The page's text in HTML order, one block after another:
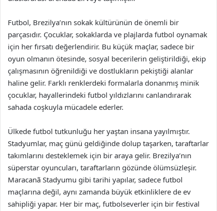
Futbol, Brezilya’nın sokak kültürünün de önemli bir
parçasıdır. Çocuklar, sokaklarda ve plajlarda futbol oynamak
için her fırsatı değerlendirir. Bu küçük maçlar, sadece bir
oyun olmanın ötesinde, sosyal becerilerin geliştirildiği, ekip
çalışmasının öğrenildiği ve dostlukların pekiştiği alanlar
haline gelir. Farklı renklerdeki formalarla donanmış minik
çocuklar, hayallerindeki futbol yıldızlarını canlandırarak
sahada coşkuyla mücadele ederler.
Ülkede futbol tutkunluğu her yaştan insana yayılmıştır.
Stadyumlar, maç günü geldiğinde dolup taşarken, taraftarlar
takımlarını desteklemek için bir araya gelir. Brezilya’nın
süperstar oyuncuları, taraftarların gözünde ölümsüzleşir.
Maracanã Stadyumu gibi tarihi yapılar, sadece futbol
maçlarına değil, aynı zamanda büyük etkinliklere de ev
sahipliği yapar. Her bir maç, futbolseverler için bir festival